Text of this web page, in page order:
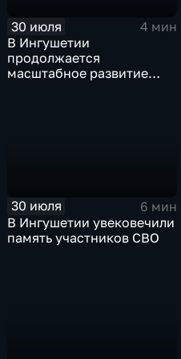
30 июля
4 мин
В Ингушетии
продолжается
масштабное развитие
30 июля
6 мин
В Ингушетии увековечили
память участников СВО